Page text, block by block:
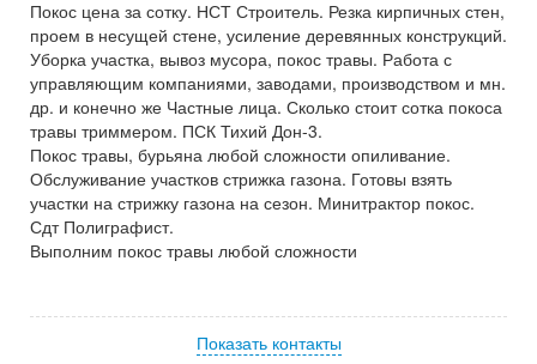
Покос цена за сотку. НСТ Строитель. Резка кирпичных стен,
проем в несущей стене, усиление деревянных конструкций.
Уборка участка, вывоз мусора, покос травы. Работа с
управляющим компаниями, заводами, производством и мн.
др. и конечно же Частные лица. Сколько стоит сотка покоса
травы триммером. ПСК Тихий Дон-3.
Покос травы, бурьяна любой сложности опиливание.
Обслуживание участков стрижка газона. Готовы взять
участки на стрижку газона на сезон. Минитрактор покос.
Сдт Полиграфист.
Выполним покос травы любой сложности
Показать контакты